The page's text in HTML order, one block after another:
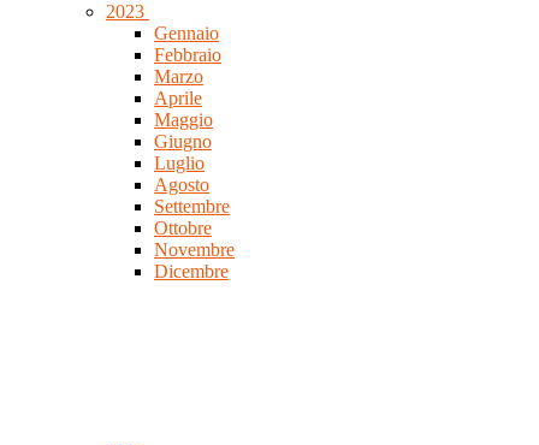
2023
Gennaio
Febbraio
Marzo
Aprile
Maggio
Giugno
Luglio
Agosto
Settembre
Ottobre
Novembre
Dicembre